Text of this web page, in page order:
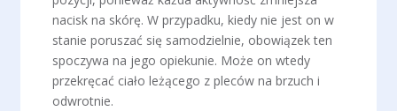
nacisk na skórę. W przypadku, kiedy nie jest on w
stanie poruszać się samodzielnie, obowiązek ten
spoczywa na jego opiekunie. Może on wtedy
przekręcać ciało leżącego z pleców na brzuch i
odwrotnie.